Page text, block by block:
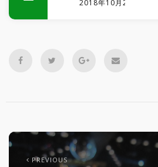
2018年10月20日
PREVIOUS